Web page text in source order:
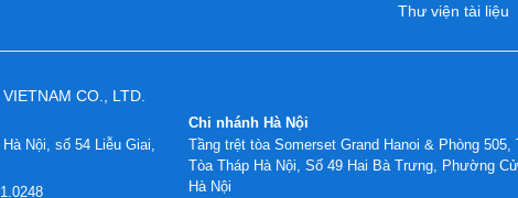
Thư viện tài liệu
CO., LTD.
Nội, số 54 Liễu Giai,
Chi nhánh Hà Nội
Tầng trệt tòa Somerset Grand Hanoi & Phòng 505,
Tòa Tháp Hà Nội, Số 49 Hai Bà Trưng, Phường
Hà Nội